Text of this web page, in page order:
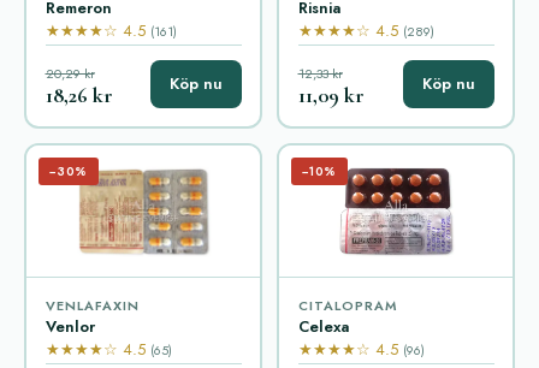
Remeron
★★★★☆ 4.5 (161)
20,29 kr
18,26 kr Köp nu
Risnia
★★★★☆ 4.5 (289)
12,33 kr
11,09 kr Köp nu
−30%
VENLAFAXIN
Venlor
★★★★☆ 4.5 (65)
−10%
CITALOPRAM
Celexa
★★★★☆ 4.5 (96)